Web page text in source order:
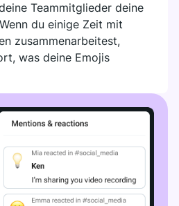
Teammitglieder deine
du einige Zeit mit
zusammenarbeitest,
was deine Emojis